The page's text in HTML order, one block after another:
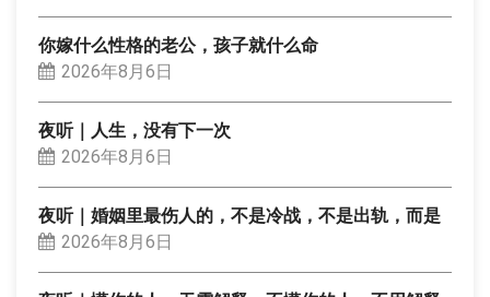
你嫁什么性格的老公，孩子就什么命
2026年8月6日
夜听｜人生，没有下一次
2026年8月6日
夜听｜婚姻里最伤人的，不是冷战，不是出轨，而是
2026年8月6日